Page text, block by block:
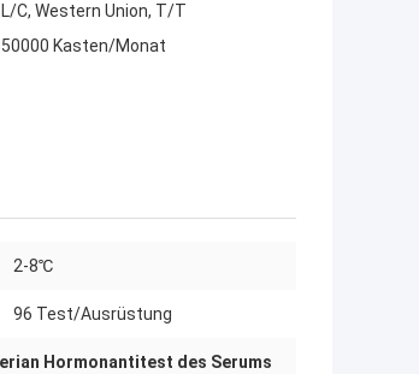
L/C, Western Union, T/T
50000 Kasten/Monat
2-8℃
96 Test/Ausrüstung
Hormonantitest des Serums